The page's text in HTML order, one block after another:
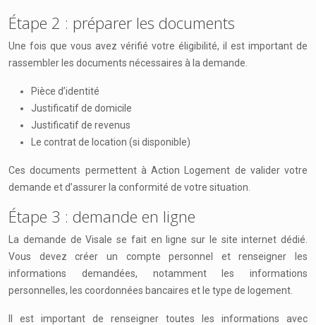
Étape 2 : préparer les documents
Une fois que vous avez vérifié votre éligibilité, il est important de
rassembler les documents nécessaires à la demande.
Pièce d’identité
Justificatif de domicile
Justificatif de revenus
Le contrat de location (si disponible)
Ces documents permettent à Action Logement de valider votre
demande et d’assurer la conformité de votre situation.
Étape 3 : demande en ligne
La demande de Visale se fait en ligne sur le site internet dédié.
Vous devez créer un compte personnel et renseigner les
informations demandées, notamment les informations
personnelles, les coordonnées bancaires et le type de logement.
Il est important de renseigner toutes les informations avec